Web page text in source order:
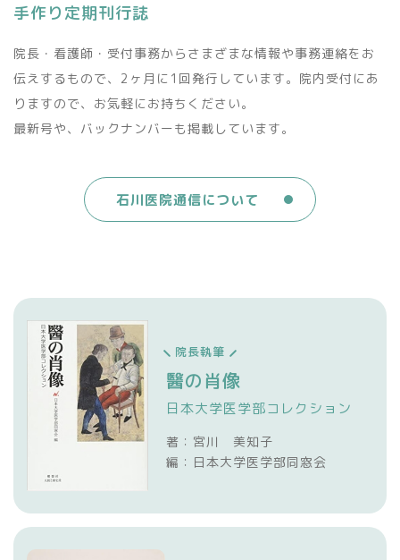
手作り定期刊行誌
院長・看護師・受付事務からさまざまな情報や事務連絡をお
伝えするもので、2ヶ月に1回発行しています。院内受付にあ
りますので、お気軽にお持ちください。
最新号や、バックナンバーも掲載しています。
石川医院通信について
院長執筆
醫の肖像
日本大学医学部コレクション
著：宮川 美知子
編：日本大学医学部同窓会